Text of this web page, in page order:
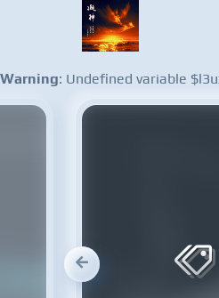
Warning: Undefined variable